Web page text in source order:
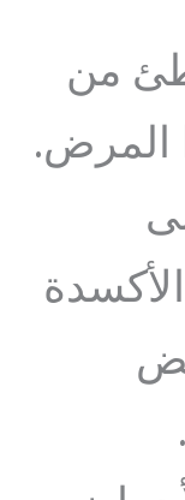
من
المرض.